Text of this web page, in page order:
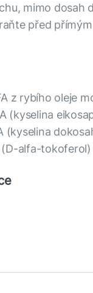
mimo dosah
před
z rybího oleje
(kyselina
(kyselina
alfa-tokoferol)